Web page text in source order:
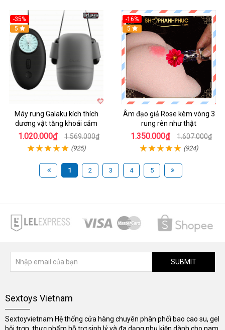
-35%
Hot
5
Máy rung Galaku kích thích
dương vật tăng khoái cảm
1.020.000₫ 1.569.000₫
(925)
-16%
5
Âm đạo giả Rose kèm vòng 3
rung rên như thật
1.350.000₫ 1.607.000₫
(924)
1 2 3 4 5
SUBMIT
Sextoys Vietnam
Sextoyvietnam Hệ thống cửa hàng chuyên phân phối bao cao su, gel